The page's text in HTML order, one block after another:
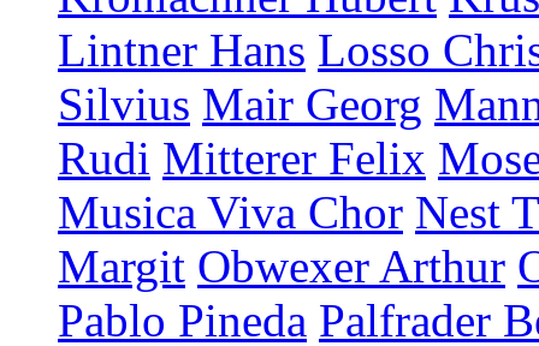
Lintner Hans Losso
Silvius Mair Georg
Rudi Mitterer Felix
Musica Viva Chor Nest
Margit Obwexer Arthur
Pablo Pineda Palfrader